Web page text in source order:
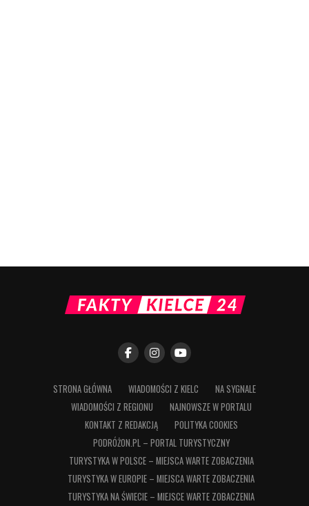
STRONA GŁÓWNA WIADOMOŚCI Z KIELC
NA SYGNALE
WIADOMOŚCI Z REGIONU
NAJNOWSZE W PORTALU
KONTAKT Z REDAKCJĄ
POLITYKA COOKIES
PODRÓŻON.PL – PORTAL TURYSTYCZNY
TURYSTYKA W POLSCE – MIEJSCA WARTE ZOBACZENIA
TURYSTYKA W EUROPIE – MIEJSCA WARTE ZOBACZENIA
TURYSTYKA NA ŚWIECIE – MIEJSCE WARTE ZOBACZENIA